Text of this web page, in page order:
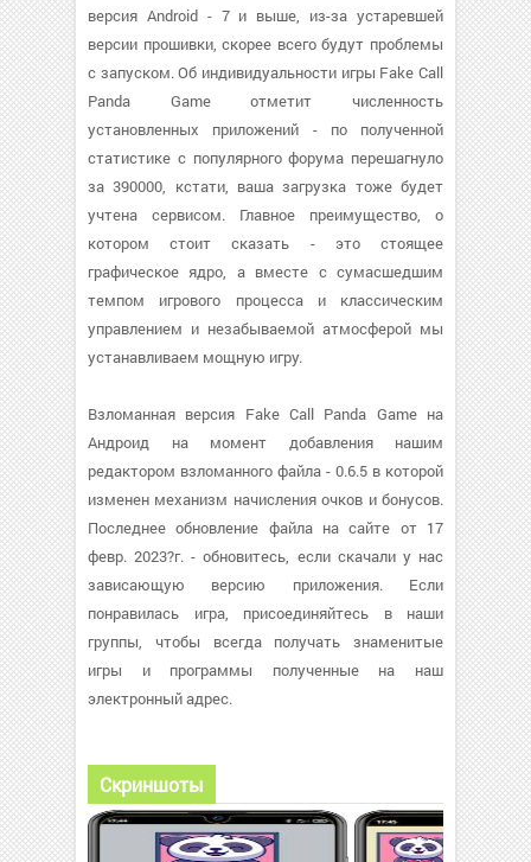
версия Android - 7 и выше, из-за устаревшей
версии прошивки, скорее всего будут проблемы
с запуском. Об индивидуальности игры Fake Call
Panda Game отметит численность
установленных приложений - по полученной
статистике с популярного форума перешагнуло
за 390000, кстати, ваша загрузка тоже будет
учтена сервисом. Главное преимущество, о
котором стоит сказать - это стоящее
графическое ядро, а вместе с сумасшедшим
темпом игрового процесса и классическим
управлением и незабываемой атмосферой мы
устанавливаем мощную игру.
Взломанная версия Fake Call Panda Game на
Андроид на момент добавления нашим
редактором взломанного файла - 0.6.5 в которой
изменен механизм начисления очков и бонусов.
Последнее обновление файла на сайте от 17
февр. 2023?г. - обновитесь, если скачали у нас
зависающую версию приложения. Если
понравилась игра, присоединяйтесь в наши
группы, чтобы всегда получать знаменитые
игры и программы полученные на наш
электронный адрес.
Скриншоты